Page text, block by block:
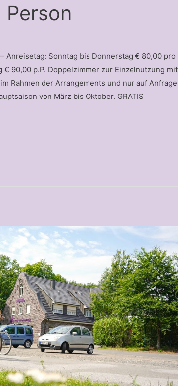
Anreisetag: Sonntag bis Donnerstag € 80,00 pro
€ 90,00 p.P. Doppelzimmer zur Einzelnutzung mit
Rahmen der Arrangements und nur auf Anfrage
von März bis Oktober. GRATIS